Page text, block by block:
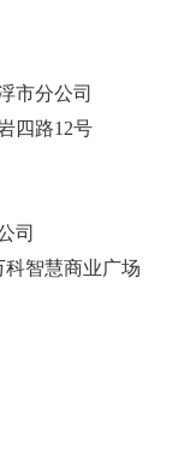
市分公司
四路12号
司
智慧商业广场